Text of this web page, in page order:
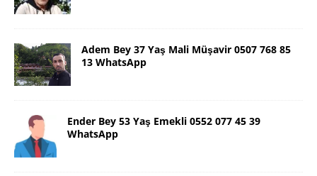
Adem Bey 37 Yaş Mali Müşavir 0507 768 85
13 WhatsApp
Ender Bey 53 Yaş Emekli 0552 077 45 39
WhatsApp